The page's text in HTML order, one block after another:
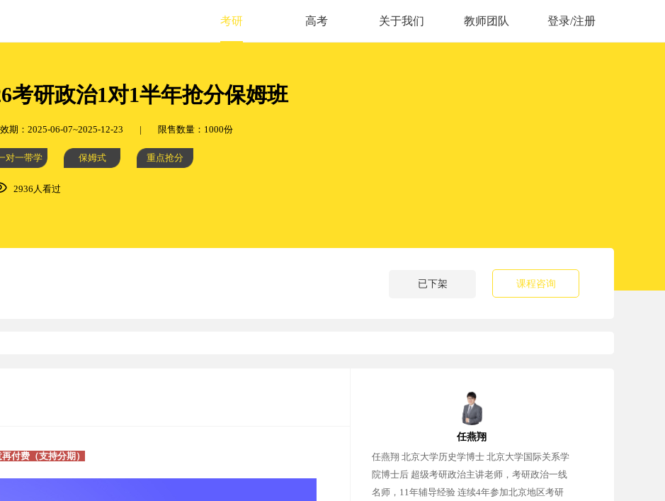
考研 高考 关于我们 教师团队 登录/注册
考研政治1对1半年抢分保姆班
期：2025-06-07~2025-12-23 | 限售数量：1000份
对一带学 保姆式 重点抢分
2936人看过
已下架 课程咨询
付费（支持分期）
任燕翔
任燕翔 北京大学历史学博士 北京大学国际关系学
院博士后 超级考研政治主讲老师，考研政治一线
名师，11年辅导经验 连续4年参加北京地区考研